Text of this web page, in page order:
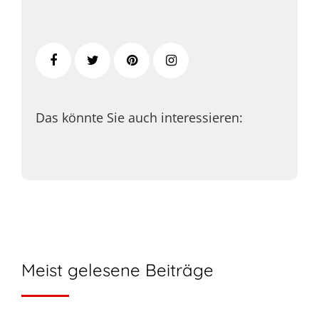
Das könnte Sie auch interessieren:
Meist gelesene Beiträge